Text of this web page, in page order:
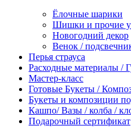
Ёлочные шарики
Шишки и прочие
Новогодний декор
Венок /
Перья страуса
Расходные материалы /
Мастер-класс
Готовые Букеты /
Букеты и композиции
Кашпо/ Вазы / колба /
Подарочный сертификат